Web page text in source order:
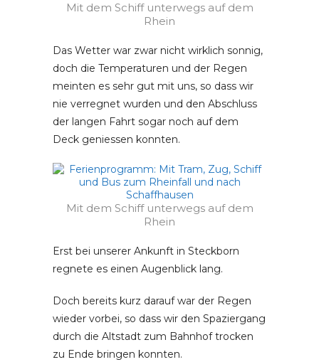
Mit dem Schiff unterwegs auf dem
Rhein
Das Wetter war zwar nicht wirklich sonnig,
doch die Temperaturen und der Regen
meinten es sehr gut mit uns, so dass wir
nie verregnet wurden und den Abschluss
der langen Fahrt sogar noch auf dem
Deck geniessen konnten.
Mit dem Schiff unterwegs auf dem
Rhein
Erst bei unserer Ankunft in Steckborn
regnete es einen Augenblick lang.
Doch bereits kurz darauf war der Regen
wieder vorbei, so dass wir den Spaziergang
durch die Altstadt zum Bahnhof trocken
zu Ende bringen konnten.